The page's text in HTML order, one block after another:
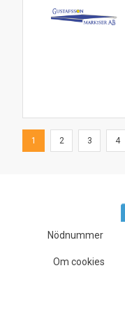
1 2 3 4
Nödnummer
Om cookies